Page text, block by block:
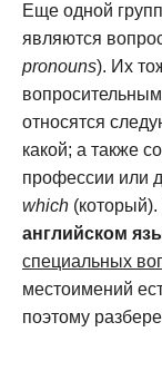
Еще одной
являются
pronouns). Их
относятся
какой; а также
профессии или
which (который).
английском
специальных
местоимений
поэтому